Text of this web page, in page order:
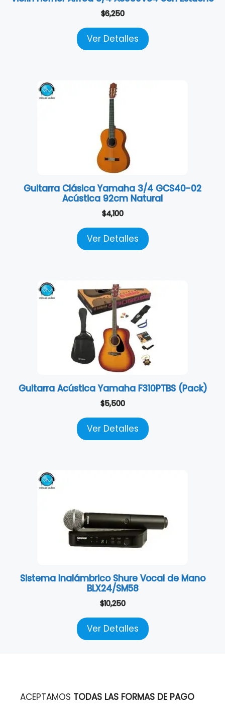
$6,250
Ver Detalles
Guitarra Clásica Yamaha 3/4 GCS40-02
Acústica 92cm Natural
$4,100
Ver Detalles
Guitarra Acústica Yamaha F310PTBS (Pack)
$5,500
Ver Detalles
Sistema Inalámbrico Shure Vocal de Mano
BLX24/SM58
$10,250
Ver Detalles
ACEPTAMOS TODAS LAS FORMAS DE PAGO